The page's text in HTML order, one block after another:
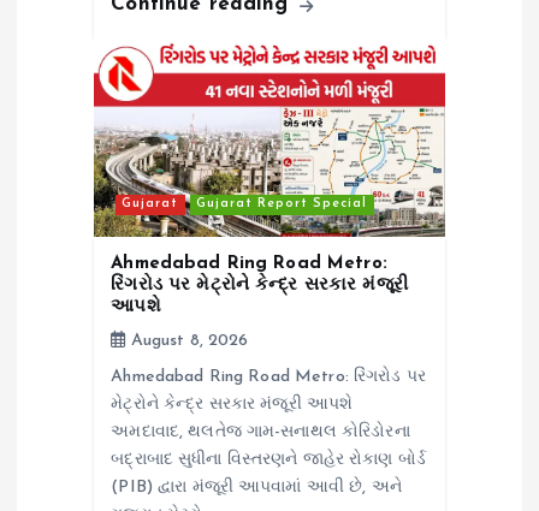
Continue reading
Gujarat Gujarat Report Special
Ahmedabad Ring Road Metro:
રિંગરોડ પર મેટ્રોને કેન્દ્ર સરકાર મંજૂરી
આપશે
August 8, 2026
Ahmedabad Ring Road Metro: રિંગરોડ પર
મેટ્રોને કેન્દ્ર સરકાર મંજૂરી આપશે
અમદાવાદ, થલતેજ ગામ-સનાથલ કોરિડોરના
બદ્રાબાદ સુધીના વિસ્તરણને જાહેર રોકાણ બોર્ડ
(PIB) દ્વારા મંજૂરી આપવામાં આવી છે, અને